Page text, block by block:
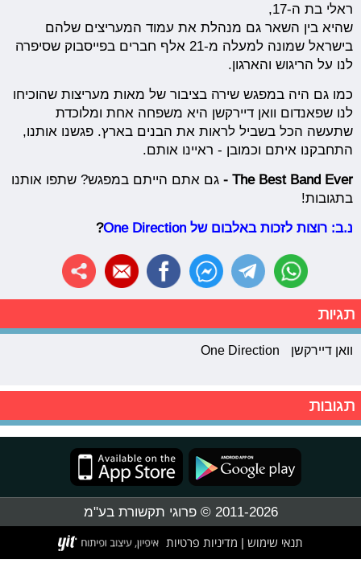
ראלי בת ה-17,
שהיא בין השאר גם מנהלת את עמוד המעריצים שלהם
בישראל שמונה למעלה מ-21 אלף חברים בפייסבוק שסיפרה
לנו על הריגוש והארגון.
כמו גם היה במפגש שירה בציבור של מאות מעריצות שהוכיחו
לנו שפאנדום וואן דיירקשן היא משפחה אחת ומלוכדת
שתעשה הכל בשביל לראות את הבנים בארץ. פגשנו אותנו,
התחבקנו איתם וכמובן - ראיינו אותם.
The Best Band Ever -
גם אתם הייתם במפגש? שתפו אותנו
בתגובות!
נ.ב: רוצות לזכות באלבום שלOne Direction
?
תגיות
וואן דיירקשן One Direction
תגובות
2011-2026 © פרוגי תקשורת בע"מ
תנאי שימוש מדיניות פרטיות